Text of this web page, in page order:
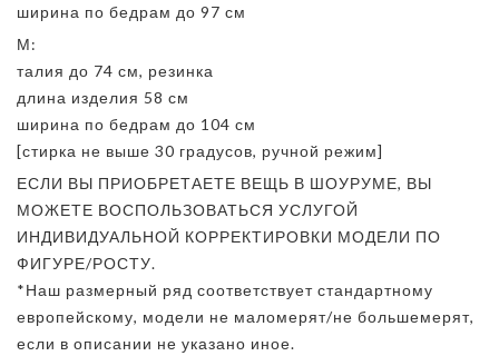
ширина по бедрам до 97 см
М:
талия до 74 см, резинка
длина изделия 58 см
ширина по бедрам до 104 см
[стирка не выше 30 градусов, ручной режим]
ЕСЛИ ВЫ ПРИОБРЕТАЕТЕ ВЕЩЬ В ШОУРУМЕ, ВЫ
МОЖЕТЕ ВОСПОЛЬЗОВАТЬСЯ УСЛУГОЙ
ИНДИВИДУАЛЬНОЙ КОРРЕКТИРОВКИ МОДЕЛИ ПО
ФИГУРЕ/РОСТУ.
*Наш размерный ряд соответствует стандартному
европейскому, модели не маломерят/не большемерят,
если в описании не указано иное.